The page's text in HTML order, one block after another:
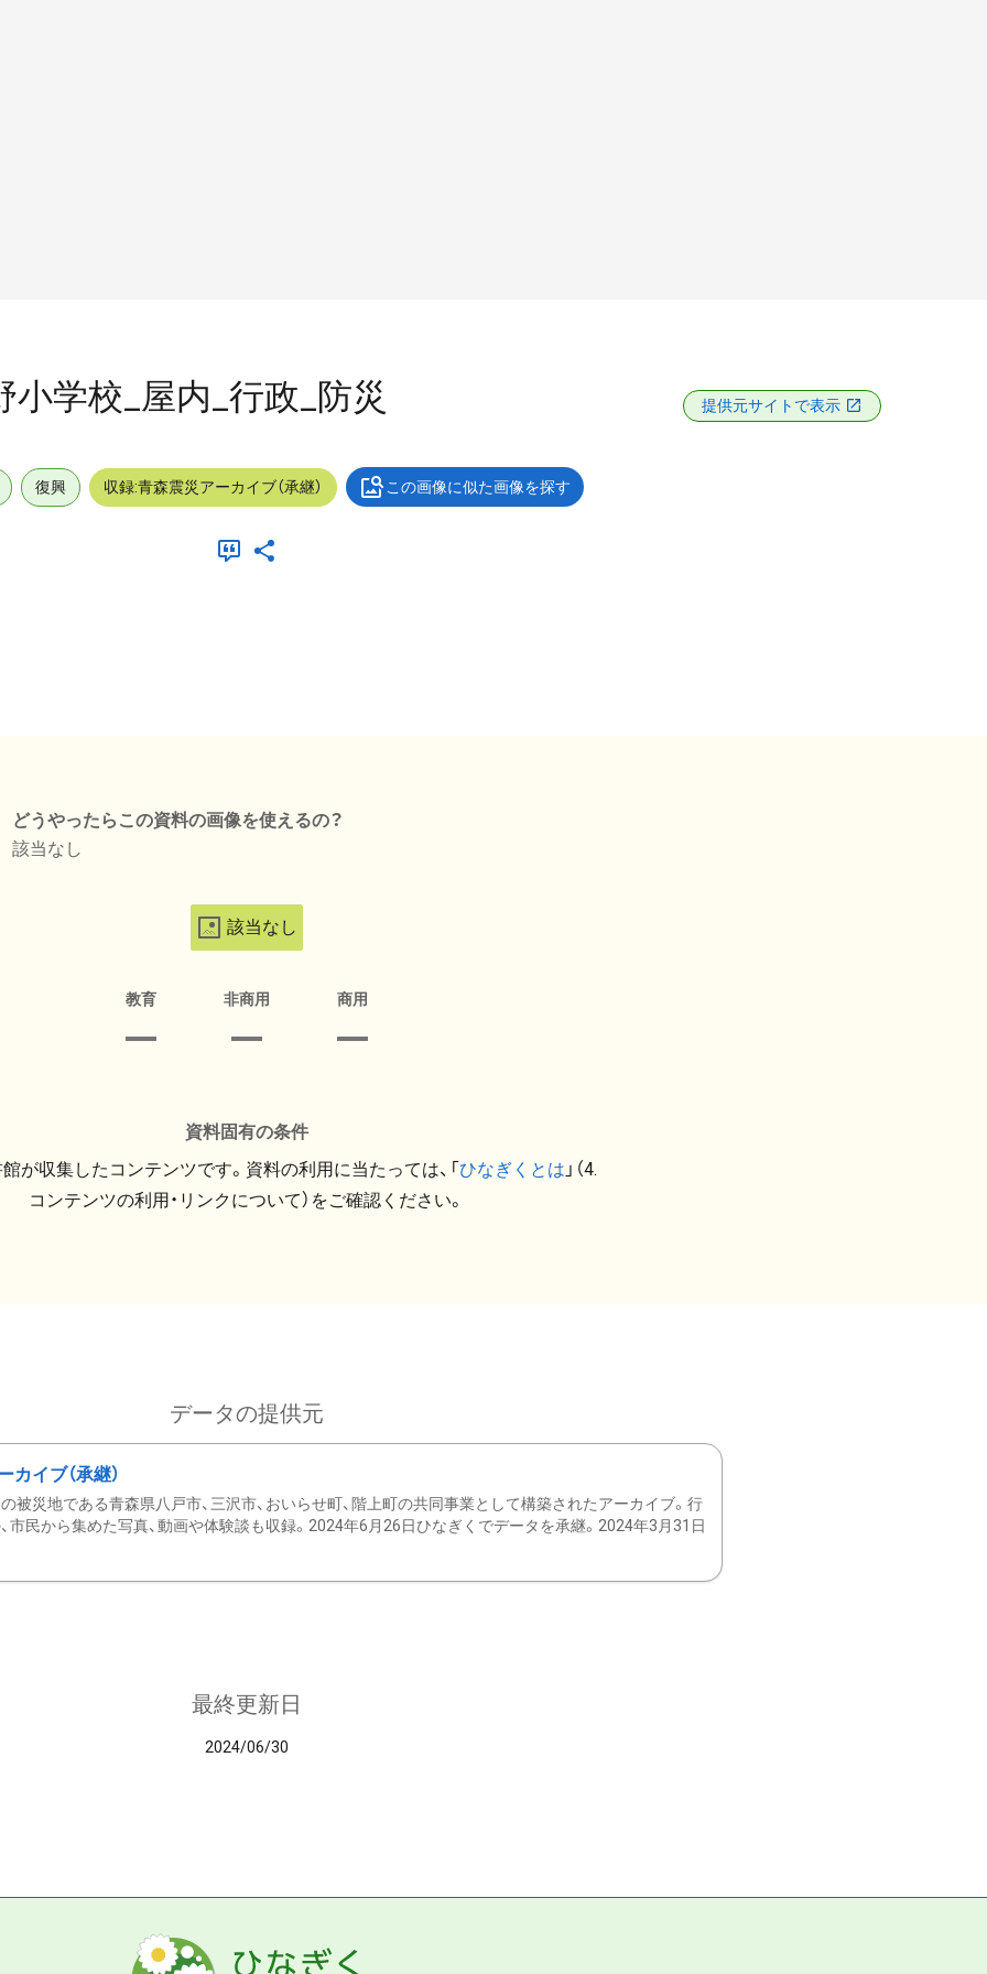
学校_屋内_行政_防災 提供元サイトで表示
復興 収録:青森震災アーカイブ（承継） この画像に似た画像を探す
どうやったらこの資料の画像を使えるの？
該当なし
該当なし
教育 非商用 商用
資料固有の条件
が収集したコンテンツです。資料の利用に当たっては、「ひなぎくとは 」（4.
コンテンツの利用・リンクについて）をご確認ください。
データの提供元
イブ（承継）
被災地である青森県八戸市、三沢市、おいらせ町、階上町の共同事業として構築されたアーカイブ。行
市民から集めた写真、動画や体験談も収録。2024年6月26日ひなぎくでデータを承継。2024年3月31日
最終更新日
2024/06/30